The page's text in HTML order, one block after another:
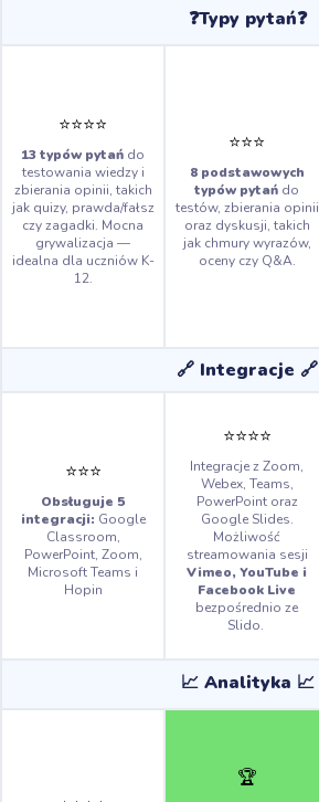
❓Typy pytań❓
⭐️⭐️⭐️⭐️
13 typów pytań do
testowania wiedzy i
zbierania opinii, takich
jak quizy, prawda/fałsz
czy zagadki. Mocna
grywalizacja —
idealna dla uczniów K-
12.
⭐️⭐️⭐️
8 podstawowych
typów pytań do
testów, zbierania opinii
oraz dyskusji, takich
jak chmury wyrazów,
oceny czy Q&A.
🔗 Integracje 🔗
⭐️⭐️⭐️
Obsługuje 5
integracji: Google
Classroom,
PowerPoint, Zoom,
Microsoft Teams i
Hopin
⭐️⭐️⭐️⭐️
Integracje zZoom,
Webex, Teams,
PowerPoint oraz
Google Slides.
Możliwość
streamowania sesji
Vimeo, YouTube i
Facebook Live
bezpośrednio ze
Slido.
📈 Analityka 📈
🏆